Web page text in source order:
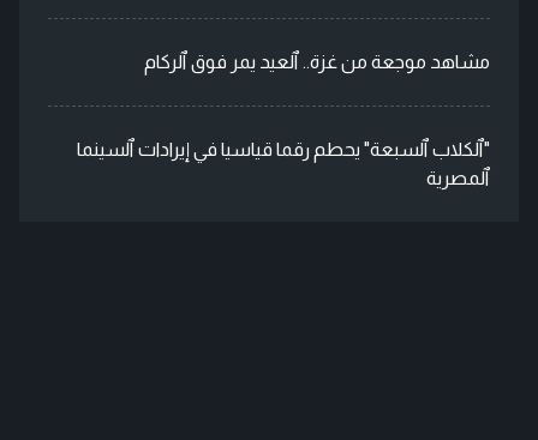
مشاهد موجعة من غزة.. ٱلعيد يمر فوق ٱلركام
"ٱلكلاب ٱلسبعة" يحطم رقما قياسيا في إيرادات ٱلسينما
ٱلمصرية